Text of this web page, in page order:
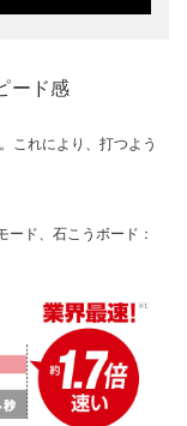
ード感
これにより、打つよう
ド、石こうボード：